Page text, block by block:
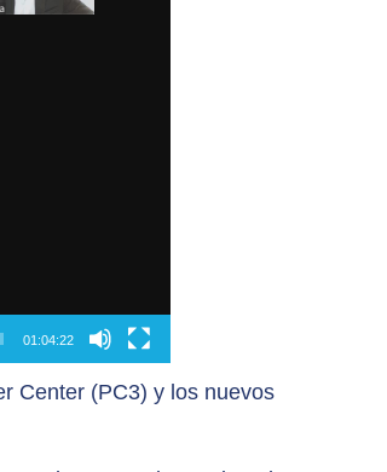
01:04:22
Center (PC3) y los nuevos